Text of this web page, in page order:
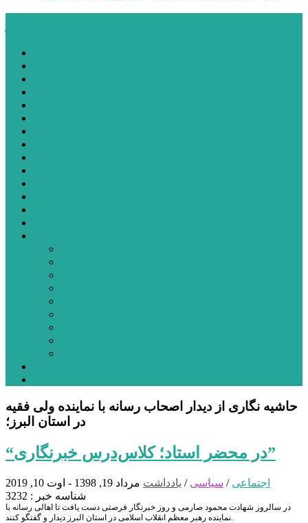
حاشیه نگاری از دیدار اصحاب رسانه با نماینده ولی فقیه
در استان البرز؛
“در محضر استاد؛ کلاس‌درس خبرنگاری”
اجتماعی / سیاسی / یادداشت مرداد 19, 1398 - اوت 10, 2019
شناسه خبر : 3232
در سالروز شهادت محمود صارمی و روز خبرنگار فرصتی دست یافت تا اهالی رسانه با
نماینده رهبر معظم انقلاب اسلامی در استان البرز دیدار و گفتگو کنند.